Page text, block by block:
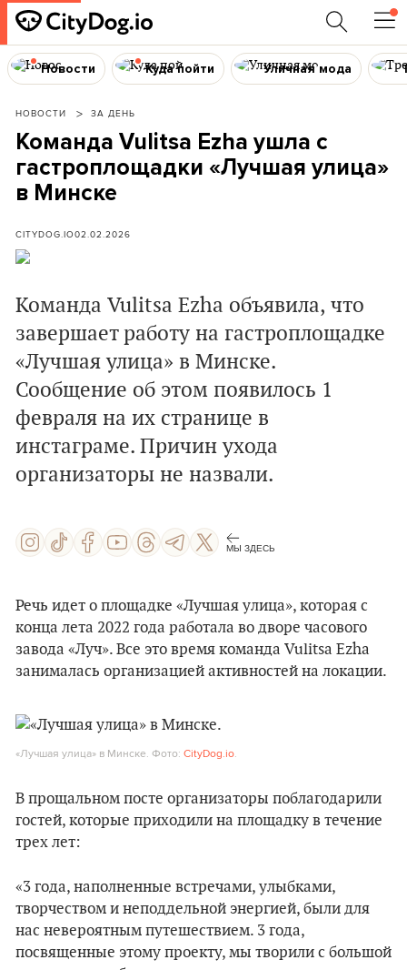
Новости Куда пойти Уличная мода
НОВОСТИ ЗА ДЕНЬ
Команда Vulitsa Ezha ушла с
гастроплощадки «Лучшая улица»
в Минске
CITYDOG.IO02.02.2026
Команда Vulitsa Ezha объявила, что
завершает работу на гастроплощадке
«Лучшая улица» в Минске.
Сообщение об этом появилось 1
февраля на их странице в
инстаграме. Причин ухода
организаторы не назвали.
МЫ ЗДЕСЬ
Речь идет о площадке «Лучшая улица», которая с
конца лета 2022 года работала во дворе часового
завода «Луч». Все это время команда Vulitsa Ezha
занималась организацией активностей на локации.
«Лучшая улица» в Минске. Фото: CityDog.io.
В прощальном посте организаторы поблагодарили
гостей, которые приходили на площадку в течение
трех лет:
«3 года, наполненные встречами, улыбками,
творчеством и неподдельной энергией, были для
нас невероятным путешествием. 3 года,
посвященные этому проекту, мы творили с большой